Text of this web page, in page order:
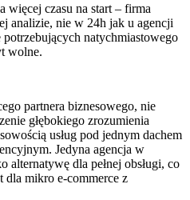
więcej czasu na start – firma
analizie, nie w 24h jak u agencji
natychmiastowego
wolne.
partnera biznesowego, nie
głębokiego zrozumienia
usług pod jednym dachem
Jedyna agencja w
alternatywę dla pełnej obsługi, co
dla mikro e-commerce z